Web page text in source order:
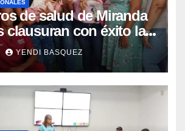
de salud de Miranda
clausuran con éxito la
de la Lactancia
YENDI BASQUEZ